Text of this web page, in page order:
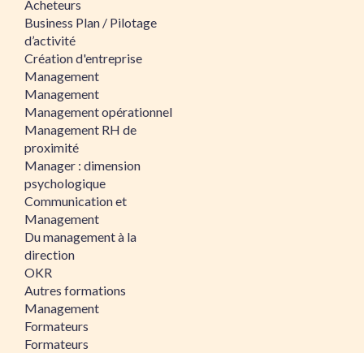
Acheteurs
Business Plan / Pilotage
d’activité
Création d'entreprise
Management
Management
Management opérationnel
Management RH de
proximité
Manager : dimension
psychologique
Communication et
Management
Du management à la
direction
OKR
Autres formations
Management
Formateurs
Formateurs